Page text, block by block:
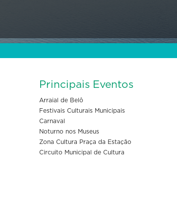
Principais Eventos
Arraial de Belô
Festivais Culturais Municipais
Carnaval
Noturno nos Museus
Zona Cultura Praça da Estação
Circuito Municipal de Cultura